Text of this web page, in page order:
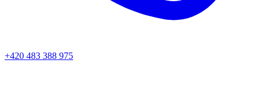
+420 483 388 975